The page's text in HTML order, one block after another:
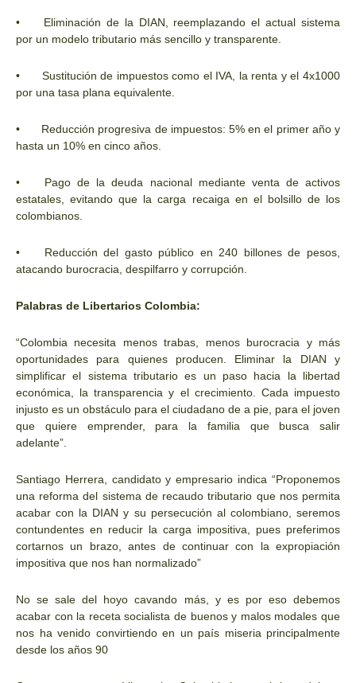
•
Eliminación de la DIAN, reemplazando el actual sistema
por un modelo tributario más sencillo y transparente.
•
Sustitución de impuestos como el IVA, la renta y el 4x1000
por una tasa plana equivalente.
•
Reducción progresiva de impuestos: 5% en el primer año y
hasta un 10% en cinco años.
•
Pago de la deuda nacional mediante venta de activos
estatales, evitando que la carga recaiga en el bolsillo de los
colombianos.
•
Reducción del gasto público en 240 billones de pesos,
atacando burocracia, despilfarro y corrupción.
Palabras de Libertarios Colombia:
“Colombia necesita menos trabas, menos burocracia y más
oportunidades para quienes producen. Eliminar la DIAN y
simplificar el sistema tributario es un paso hacia la libertad
económica, la transparencia y el crecimiento. Cada impuesto
injusto es un obstáculo para el ciudadano de a pie, para el joven
que quiere emprender, para la familia que busca salir
adelante”.
Santiago Herrera, candidato y empresario indica “Proponemos
una reforma del sistema de recaudo tributario que nos permita
acabar con la DIAN y su persecución al colombiano, seremos
contundentes en reducir la carga impositiva, pues preferimos
cortarnos un brazo, antes de continuar con la expropiación
impositiva que nos han normalizado”
No se sale del hoyo cavando más, y es por eso debemos
acabar con la receta socialista de buenos y malos modales que
nos ha venido convirtiendo en un país miseria principalmente
desde los años 90